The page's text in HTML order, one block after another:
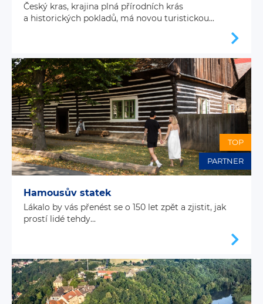
Český kras, krajina plná přírodních krás
a historických pokladů, má novou turistickou...
PARTNER
TOP
Hamousův statek
Lákalo by vás přenést se o 150 let zpět a zjistit, jak
prostí lidé tehdy...